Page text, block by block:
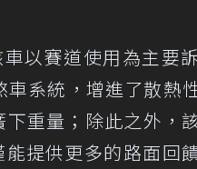
以賽道使用為主要
系統，增進了散熱
重量；除此之外，
提供更多的路面回